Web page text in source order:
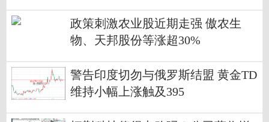
政策刺激农业股近期走强 傲农生
物、天邦股份等涨超30%
警告印度切勿与俄罗斯结盟 黄金TD
维持小幅上涨触及395